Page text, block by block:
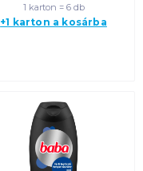
1 karton = 6 db
+1 karton a kosárba